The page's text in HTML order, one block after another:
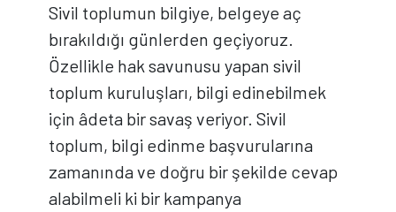
Sivil toplumun bilgiye, belgeye aç
bırakıldığı günlerden geçiyoruz.
Özellikle hak savunusu yapan sivil
toplum kuruluşları, bilgi edinebilmek
için âdeta bir savaş veriyor. Sivil
toplum, bilgi edinme başvurularına
zamanında ve doğru bir şekilde cevap
alabilmeli ki bir kampanya